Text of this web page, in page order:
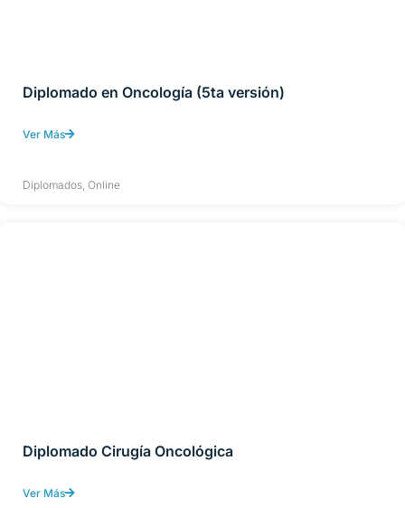
Diplomado en Oncología (5ta versión)
Ver Más
Diplomados, Online
Diplomado Cirugía Oncológica
Ver Más